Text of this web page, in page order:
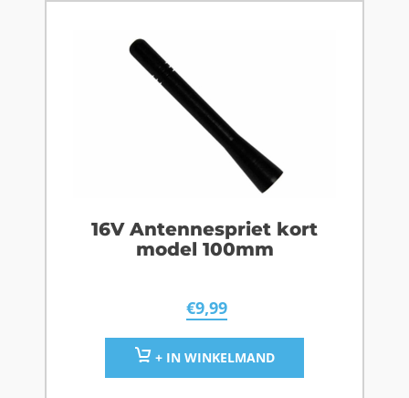
16V Antennespriet kort
model 100mm
€9,99
+ IN WINKELMAND